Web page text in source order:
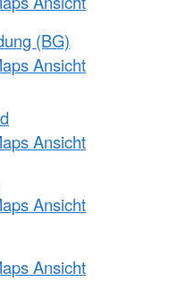
(BG)
Ansicht
Ansicht
Ansicht
Ansicht